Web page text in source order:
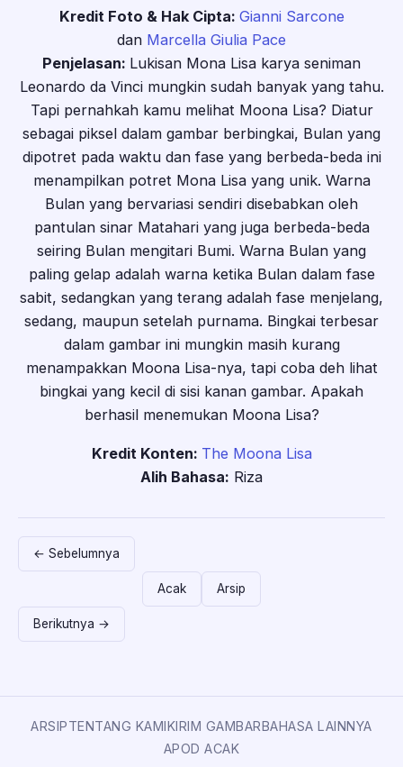
Kredit Foto & Hak Cipta: Gianni Sarcone
dan Marcella Giulia Pace
Penjelasan: Lukisan Mona Lisa karya seniman
Leonardo da Vinci mungkin sudah banyak yang tahu.
Tapi pernahkah kamu melihat Moona Lisa? Diatur
sebagai piksel dalam gambar berbingkai, Bulan yang
dipotret pada waktu dan fase yang berbeda-beda ini
menampilkan potret Mona Lisa yang unik. Warna
Bulan yang bervariasi sendiri disebabkan oleh
pantulan sinar Matahari yang juga berbeda-beda
seiring Bulan mengitari Bumi. Warna Bulan yang
paling gelap adalah warna ketika Bulan dalam fase
sabit, sedangkan yang terang adalah fase menjelang,
sedang, maupun setelah purnama. Bingkai terbesar
dalam gambar ini mungkin masih kurang
menampakkan Moona Lisa-nya, tapi coba deh lihat
bingkai yang kecil di sisi kanan gambar. Apakah
berhasil menemukan Moona Lisa?
Kredit Konten: The Moona Lisa
Alih Bahasa: Riza
← Sebelumnya
Acak Arsip
Berikutnya →
ARSIPTENTANG KAMIKIRIM GAMBARBAHASA LAINNYA
APOD ACAK